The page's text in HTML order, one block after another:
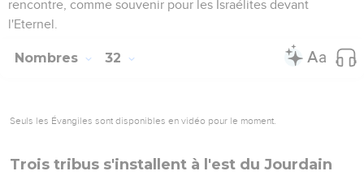
18 Nous ne retournerons pas chez nous avant que chacun
des Israélites ait pris possession de son héritage,
et nous ne posséderons rien avec eux de l'autre côté du
Moïse leur dit : « Si vous faites ce que vous avez dit, si
21 si tous vos hommes équipés passent le Jourdain devant